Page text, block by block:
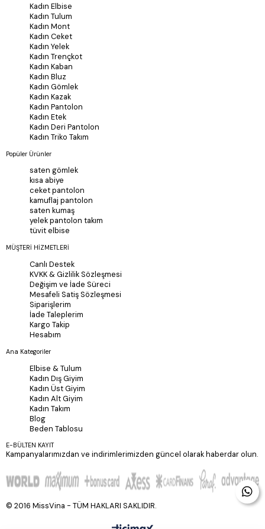
Kadın Elbise
Kadın Tulum
Kadın Mont
Kadın Ceket
Kadın Yelek
Kadın Trençkot
Kadın Kaban
Kadın Bluz
Kadın Gömlek
Kadın Kazak
Kadın Pantolon
Kadın Etek
Kadın Deri Pantolon
Kadın Triko Takım
Popüler Ürünler
saten gömlek
kısa abiye
ceket pantolon
kamuflaj pantolon
saten kumaş
yelek pantolon takım
tüvit elbise
MÜŞTERİ HİZMETLERİ
Canlı Destek
KVKK & Gizlilik Sözleşmesi
Değişim ve İade Süreci
Mesafeli Satiş Sözleşmesi
Siparişlerim
İade Taleplerim
Kargo Takip
Hesabım
Ana Kategoriler
Elbise & Tulum
Kadın Dış Giyim
Kadın Üst Giyim
Kadın Alt Giyim
Kadın Takım
Blog
Beden Tablosu
E-BÜLTEN KAYIT
Kampanyalarımızdan ve indirimlerimizden güncel olarak haberdar olun.
© 2016 MissVina - TÜM HAKLARI SAKLIDIR.